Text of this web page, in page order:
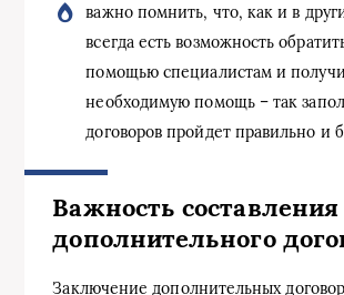
важно помнить, что, как и в
всегда есть возможность
помощью специалистам и
необходимую помощь – так
договоров пройдет правильно и
Важность составления
дополнительного
Заключение дополнительных